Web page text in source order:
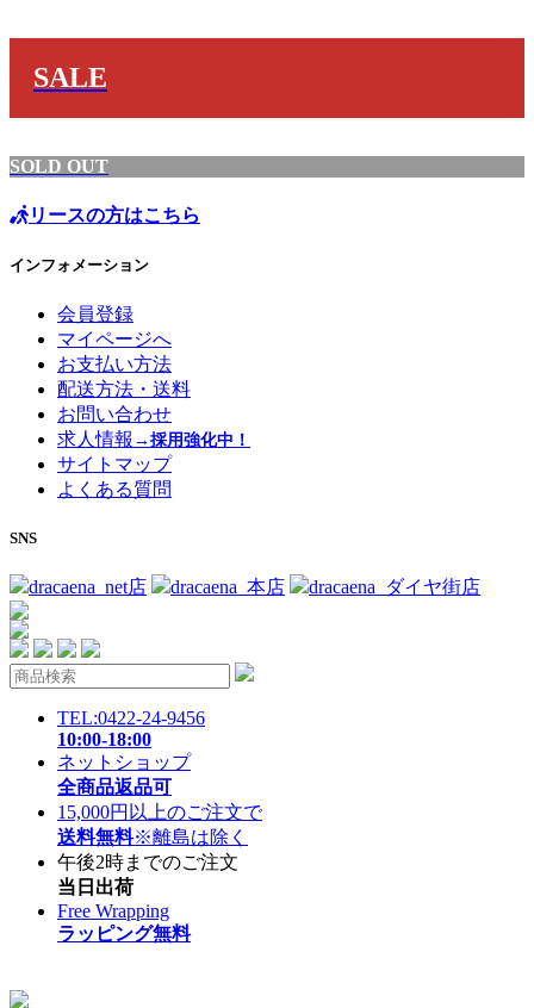
SALE
SOLD OUT
リースの方はこちら
インフォメーション
会員登録
マイページへ
お支払い方法
配送方法・送料
お問い合わせ
求人情報 →採用強化中！
サイトマップ
よくある質問
SNS
dracaena_net店 dracaena_本店 dracaena_ダイヤ街店
TEL:0422-24-9456
10:00-18:00
ネットショップ
全商品返品可
15,000円以上のご注文で
送料無料※離島は除く
午後2時までのご注文
当日出荷
Free Wrapping
ラッピング無料